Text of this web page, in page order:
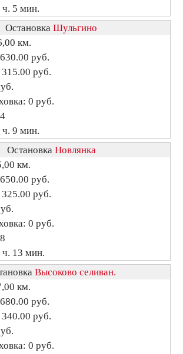
5 мин.
Остановка Шульгино
км.
руб.
руб.
0 руб.
9 мин.
Остановка Новлянка
км.
руб.
руб.
0 руб.
13 мин.
Высоково селиван.
км.
руб.
руб.
0 руб.